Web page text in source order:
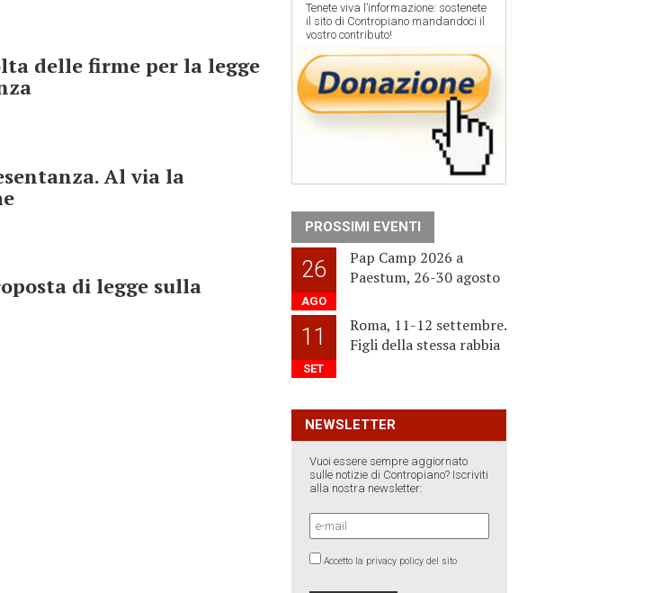
delle firme per la legge
Al via la
di legge sulla
Tenete viva l’informazione: sostenete
il sito di Contropiano mandandoci il
vostro contributo!
PROSSIMI EVENTI
26
AGO
Pap Camp 2026 a
Paestum, 26-30 agosto
11
SET
Roma, 11-12 settembre.
Figli della stessa rabbia
NEWSLETTER
Vuoi essere sempre aggiornato
sulle notizie di Contropiano? Iscriviti
alla nostra newsletter:
Accetto la privacy policy del sito